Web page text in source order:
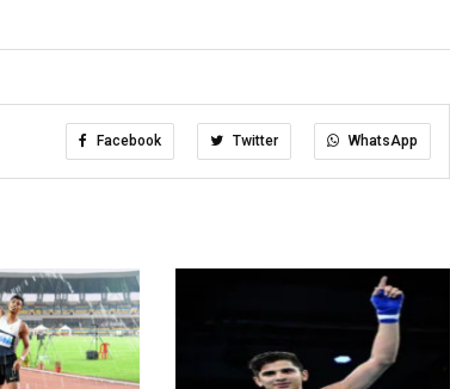
Facebook Twitter WhatsApp